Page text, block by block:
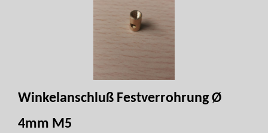
Winkelanschluß Festverrohrung Ø
4mm M5